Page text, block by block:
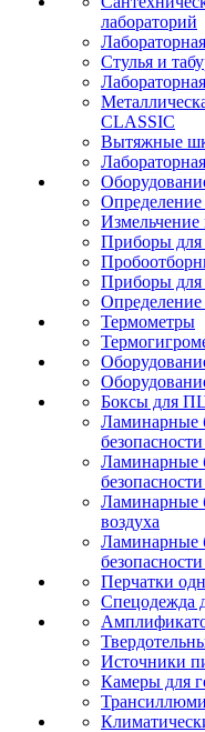
лабораторий
Стулья и
CLASSIC
Вытяжные
Измельчение
Приборы для
Приборы для
Определение
Термометры
Боксы для
Ламинарные
Ламинарные
Ламинарные
воздуха
Ламинарные
Перчатки
Спецодежда
Источники
Камеры для